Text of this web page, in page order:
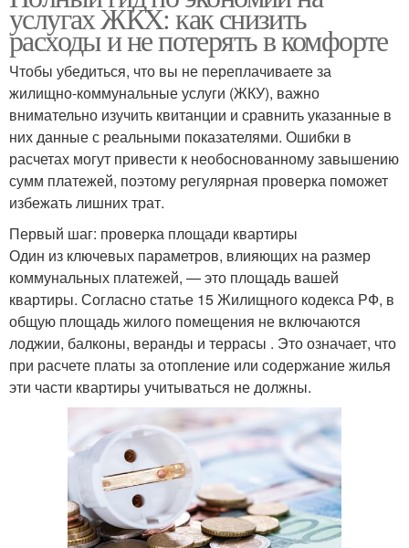
услугах ЖКХ: как снизить
расходы и не потерять в комфорте
Чтобы убедиться, что вы не переплачиваете за
жилищно-коммунальные услуги (ЖКУ), важно
внимательно изучить квитанции и сравнить указанные в
них данные с реальными показателями. Ошибки в
расчетах могут привести к необоснованному завышению
сумм платежей, поэтому регулярная проверка поможет
избежать лишних трат.
Первый шаг: проверка площади квартиры
Один из ключевых параметров, влияющих на размер
коммунальных платежей, — это площадь вашей
квартиры. Согласно статье 15 Жилищного кодекса РФ, в
общую площадь жилого помещения не включаются
лоджии, балконы, веранды и террасы . Это означает, что
при расчете платы за отопление или содержание жилья
эти части квартиры учитываться не должны.